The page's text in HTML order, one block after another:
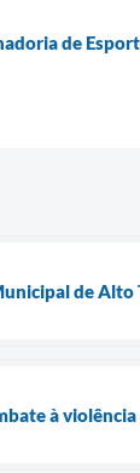
de
de Alto
à